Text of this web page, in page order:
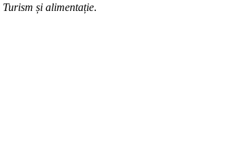
Turism și alimentație.